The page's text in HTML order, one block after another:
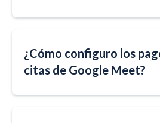
¿Cómo configuro los
citas de Google Meet?